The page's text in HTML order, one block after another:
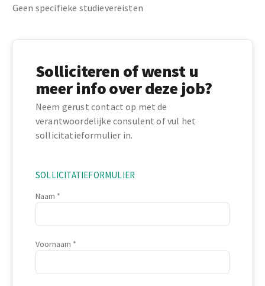
Geen specifieke studievereisten
Solliciteren of wenst u
meer info over deze job?
Neem gerust contact op met de
verantwoordelijke consulent of vul het
sollicitatieformulier in.
SOLLICITATIEFORMULIER
Naam
Voornaam